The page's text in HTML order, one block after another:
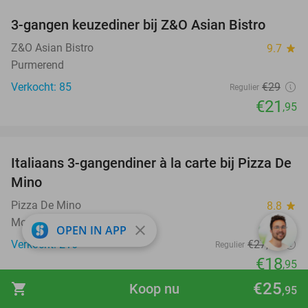
shopping_cart €25,95
Koop nu
3-gangen keuzediner bij Z&O Asian Bistro
Z&O Asian Bistro 9.7 star
Purmerend
Verkocht: 85
Regulier €29
€21 ,95
31%
Italiaans 3-gangendiner à la carte bij Pizza De
Mino
Pizza De Mino 8.8 star
Monnickendam
Verkocht: 216
Regulier €27,50
€18,95
favorite_border
OPEN IN APP close